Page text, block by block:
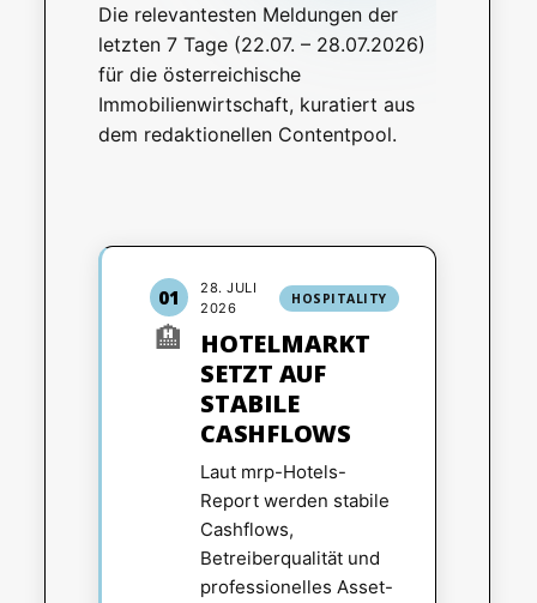
Die relevantesten Meldungen der
letzten 7 Tage (22.07. – 28.07.2026)
für die österreichische
Immobilienwirtschaft, kuratiert aus
dem redaktionellen Contentpool.
01
🏨
28. JULI
2026
HOSPITALITY
HOTELMARKT
SETZT AUF
STABILE
CASHFLOWS
Laut mrp-Hotels-
Report werden stabile
Cashflows,
Betreiberqualität und
professionelles Asset-